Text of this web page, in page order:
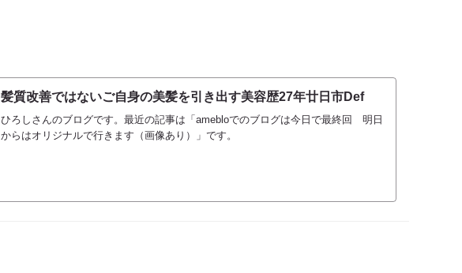
髪質改善ではないご自身の美髪を引き出す美容歴27年廿日市Def
ひろしさんのブログです。最近の記事は「amebloでのブログは今日で最終回 明日
からはオリジナルで行きます（画像あり）」です。